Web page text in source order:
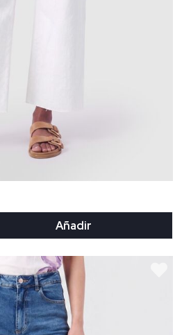
Añadir